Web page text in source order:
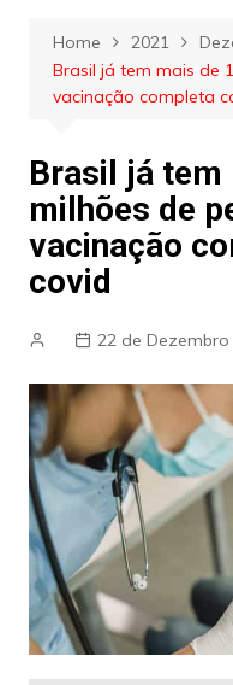
Home 2021
Brasil já tem mais de
vacinação completa
Brasil já tem
milhões de
vacinação
covid
22 de